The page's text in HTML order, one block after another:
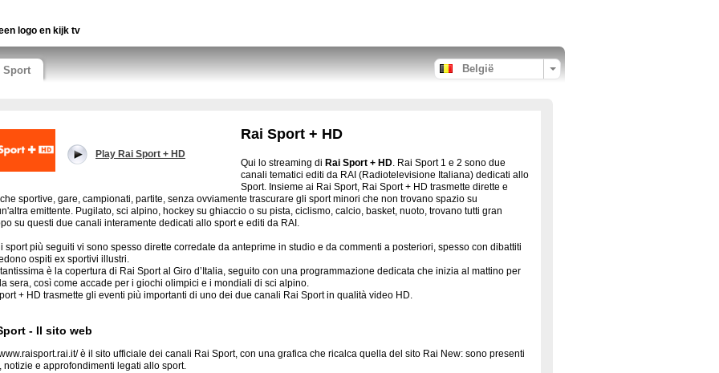
logo en kijk tv
Sport België
Play Rai Sport + HD
Rai Sport + HD
Qui lo streaming di Rai Sport + HD. Rai Sport 1 e 2 sono due
canali tematici editi da RAI (Radiotelevisione Italiana) dedicati allo
Sport. Insieme ai Rai Sport, Rai Sport + HD trasmette dirette e
sportive, gare, campionati, partite, senza ovviamente trascurare gli sport minori che non trovano spazio su
emittente. Pugilato, sci alpino, hockey su ghiaccio o su pista, ciclismo, calcio, basket, nuoto, trovano tutti gran
su questi due canali interamente dedicati allo sport e editi da RAI.
sport più seguiti vi sono spesso dirette corredate da anteprime in studio e da commenti a posteriori, spesso con dibattiti
ospiti ex sportivi illustri.
è la copertura di Rai Sport al Giro d’Italia, seguito con una programmazione dedicata che inizia al mattino per
sera, così come accade per i giochi olimpici e i mondiali di sci alpino.
+ HD trasmette gli eventi più importanti di uno dei due canali Rai Sport in qualità video HD.
- Il sito web
è il sito ufficiale dei canali Rai Sport, con una grafica che ricalca quella del sito Rai New: sono presenti
notizie e approfondimenti legati allo sport.